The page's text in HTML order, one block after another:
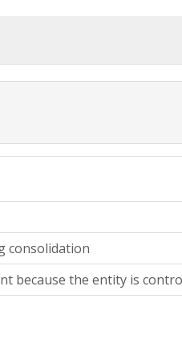
consolidation
because the entity is